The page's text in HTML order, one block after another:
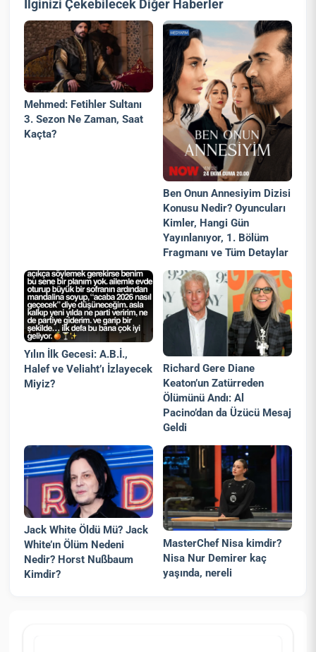
İlginizi Çekebilecek Diğer Haberler
Mehmed: Fetihler Sultanı
3. Sezon Ne Zaman, Saat
Kaçta?
Ben Onun Annesiyim Dizisi
Konusu Nedir? Oyuncuları
Kimler, Hangi Gün
Yayınlanıyor, 1. Bölüm
Fragmanı ve Tüm Detaylar
Yılın İlk Gecesi: A.B.İ.,
Halef ve Veliaht’ı İzlayecek
Miyiz?
Richard Gere Diane
Keaton’un Zatürreden
Ölümünü Andı: Al
Pacino’dan da Üzücü Mesaj
Geldi
Jack White Öldü Mü? Jack
White’ın Ölüm Nedeni
Nedir? Horst Nußbaum
Kimdir?
MasterChef Nisa kimdir?
Nisa Nur Demirer kaç
yaşında, nereli